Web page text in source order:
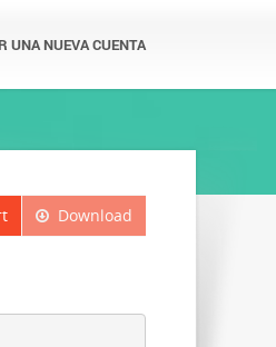
UNA NUEVA CUENTA
Download